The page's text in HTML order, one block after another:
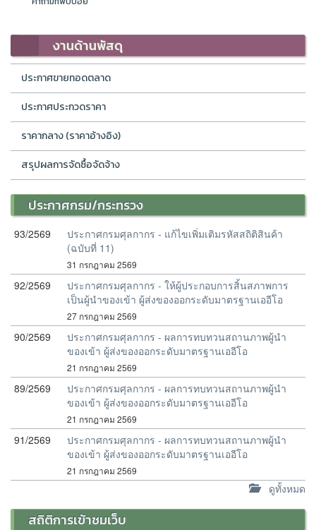
งานด้านพัสดุ
ประกาศขายทอดตลาด
ประกาศประกวดราคา
ราคากลาง (ราคาอ้างอิง)
สรุปผลการจัดซื้อจัดจ้าง
ประกาศกรม/กระทรวง
93/2569
ประกาศกรมศุลกากร - แก้ไขเพิ่มเติมรหัสสถิติสินค้า
(ฉบับที่ 11)
31 กรกฎาคม 2569
92/2569
ประกาศกรมศุลกากร - ให้ผู้ประกอบการสิ้นสภาพการ
เป็นผู้นำของเข้า ผู้ส่งของออกระดับมาตรฐานเออีโอ
27 กรกฎาคม 2569
90/2569
ประกาศกรมศุลกากร - ผลการทบทวนสถานภาพผู้นำ
ของเข้า ผู้ส่งของออกระดับมาตรฐานเออีโอ
21 กรกฎาคม 2569
89/2569
ประกาศกรมศุลกากร - ผลการทบทวนสถานภาพผู้นำ
ของเข้า ผู้ส่งของออกระดับมาตรฐานเออีโอ
21 กรกฎาคม 2569
91/2569
ประกาศกรมศุลกากร - ผลการทบทวนสถานภาพผู้นำ
ของเข้า ผู้ส่งของออกระดับมาตรฐานเออีโอ
21 กรกฎาคม 2569
ดูทั้งหมด
สถิติการเข้าชมเว็บ